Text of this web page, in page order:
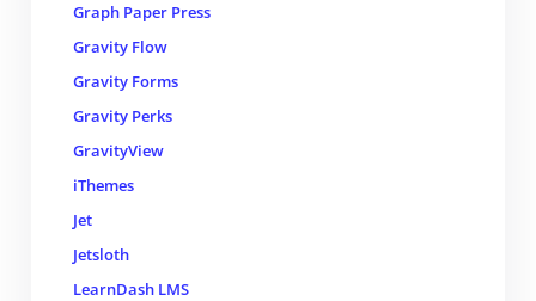
Graph Paper Press
Gravity Flow
Gravity Forms
Gravity Perks
GravityView
iThemes
Jet
Jetsloth
LearnDash LMS